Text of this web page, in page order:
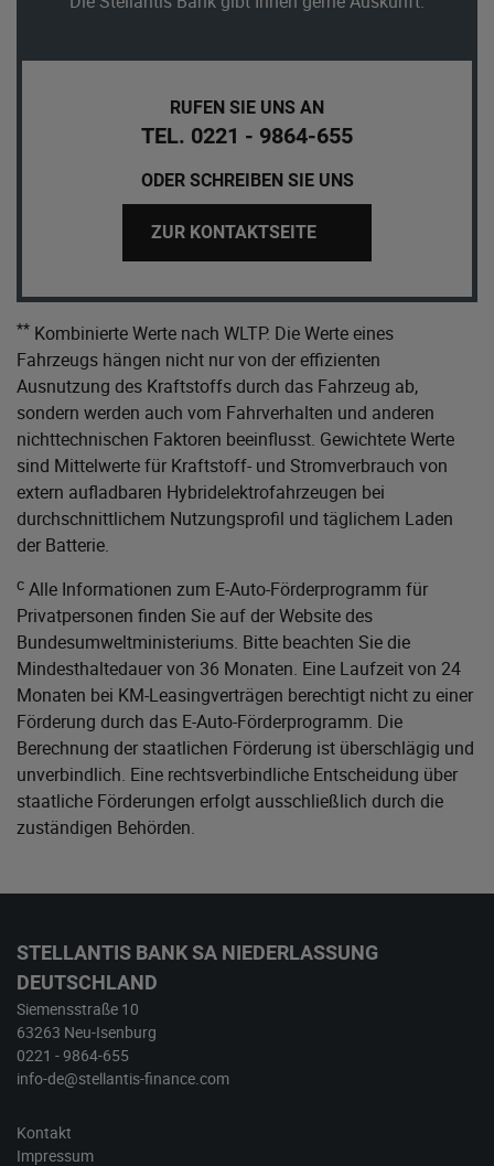
RUFEN SIE UNS AN
TEL. 0221 - 9864-655
ODER SCHREIBEN SIE UNS
ZUR KONTAKTSEITE
** Kombinierte Werte nach WLTP. Die Werte eines
Fahrzeugs hängen nicht nur von der effizienten
Ausnutzung des Kraftstoffs durch das Fahrzeug ab,
sondern werden auch vom Fahrverhalten und anderen
nichttechnischen Faktoren beeinflusst. Gewichtete Werte
sind Mittelwerte für Kraftstoff- und Stromverbrauch von
extern aufladbaren Hybridelektrofahrzeugen bei
durchschnittlichem Nutzungsprofil und täglichem Laden
der Batterie.
c Alle Informationen zum E-Auto-Förderprogramm für
Privatpersonen finden Sie auf der Website des
Bundesumweltministeriums. Bitte beachten Sie die
Mindesthaltedauer von 36 Monaten. Eine Laufzeit von 24
Monaten bei KM-Leasingverträgen berechtigt nicht zu einer
Förderung durch das E-Auto-Förderprogramm. Die
Berechnung der staatlichen Förderung ist überschlägig und
unverbindlich. Eine rechtsverbindliche Entscheidung über
staatliche Förderungen erfolgt ausschließlich durch die
zuständigen Behörden.
STELLANTIS BANK SA NIEDERLASSUNG
DEUTSCHLAND
Siemensstraße 10
63263 Neu-Isenburg
0221 - 9864-655
info-de@stellantis-finance.com
Kontakt
Impressum